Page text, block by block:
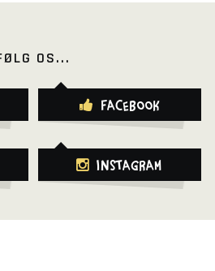
OS...
Facebook
Instagram